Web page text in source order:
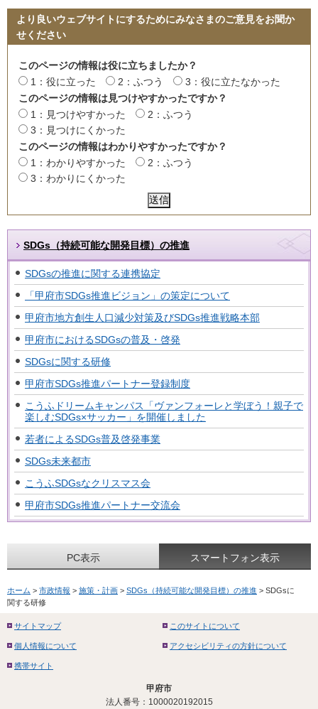
より良いウェブサイトにするためにみなさまのご意見をお聞か
せください
このページの情報は役に立ちましたか？
1：役に立った
2：ふつう
3：役に立たなかった
このページの情報は見つけやすかったですか？
1：見つけやすかった
2：ふつう
3：見つけにくかった
このページの情報はわかりやすかったですか？
1：わかりやすかった
2：ふつう
3：わかりにくかった
SDGs（持続可能な開発目標）の推進
SDGsの推進に関する連携協定
「甲府市SDGs推進ビジョン」の策定について
甲府市地方創生人口減少対策及びSDGs推進戦略本部
甲府市におけるSDGsの普及・啓発
SDGsに関する研修
甲府市SDGs推進パートナー登録制度
こうふドリームキャンパス「ヴァンフォーレと学ぼう！親子で
楽しむSDGs×サッカー」を開催しました
若者によるSDGs普及啓発事業
SDGs未来都市
こうふSDGsなクリスマス会
甲府市SDGs推進パートナー交流会
PC表示 スマートフォン表示
ホーム > 市政情報 > 施策・計画 > SDGs（持続可能な開発目標）の推進 > SDGsに
関する研修
サイトマップ このサイトについて
個人情報について アクセシビリティの方針について
携帯サイト
甲府市
法人番号：1000020192015